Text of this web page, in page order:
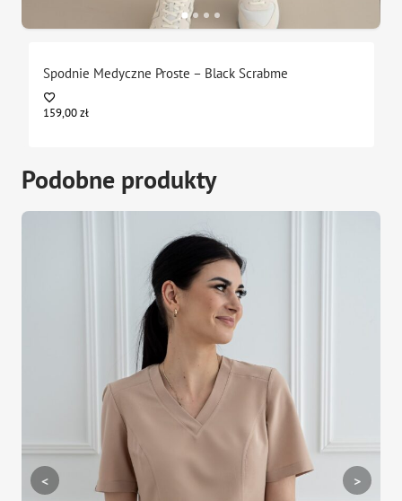
Spodnie Medyczne Proste – Black Scrabme
159,00zł
Podobne produkty
< >